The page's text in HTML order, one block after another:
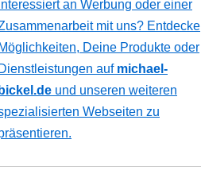
Interessiert an Werbung oder einer
mit uns? Entdecke
Möglichkeiten, Deine Produkte oder
Dienstleistungen auf michael-
bickel.de und unseren weiteren
Webseiten zu